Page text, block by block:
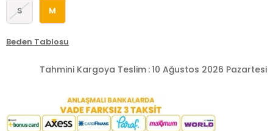
S M
Beden Tablosu
Tahmini Kargoya Teslim :10 Ağustos 2026 Pazartesi